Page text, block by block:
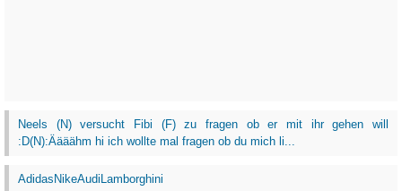
Neels (N) versucht Fibi (F) zu fragen ob er mit ihr gehen will
:D(N):Äääähm hi ich wollte mal fragen ob du mich li...
AdidasNikeAudiLamborghini